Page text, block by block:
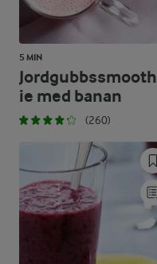
5 MIN
Jordgubbssmooth
ie med banan
(260)